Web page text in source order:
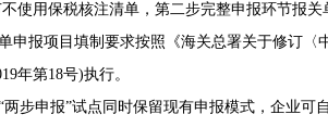
使用保税核注清单，第二步完整申报环节报
报项目填制要求按照《海关总署关于修订〈
年第18号)执行。
申报”试点同时保留现有申报模式，企业可